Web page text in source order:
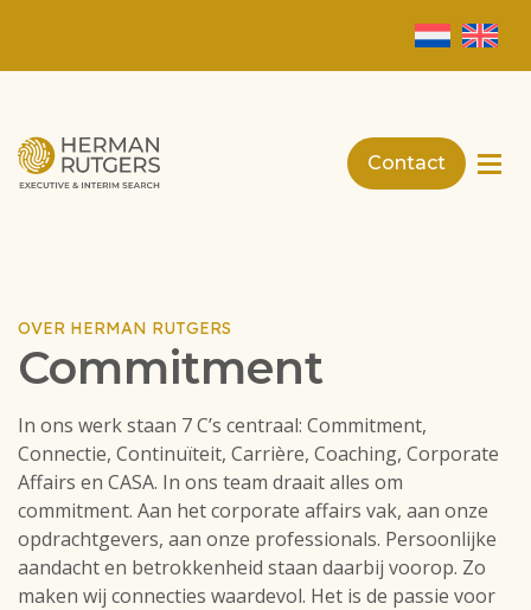
Contact
OVER HERMAN RUTGERS
Commitment
In ons werk staan 7 C’s centraal: Commitment,
Connectie, Continuïteit, Carrière, Coaching, Corporate
Affairs en CASA. In ons team draait alles om
commitment. Aan het corporate affairs vak, aan onze
opdrachtgevers, aan onze professionals. Persoonlijke
aandacht en betrokkenheid staan daarbij voorop. Zo
maken wij connecties waardevol. Het is de passie voor